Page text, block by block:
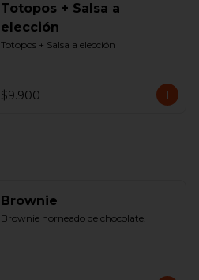
Totopos + Salsa a
elección
Totopos + Salsa a elección
$9.900
Brownie
Brownie horneado de chocolate.